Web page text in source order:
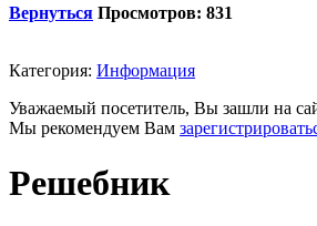
Вернуться Просмотров: 831
Категория: Информация
Уважаемый посетитель, Вы зашли на
Мы рекомендуем Вам
Решебник